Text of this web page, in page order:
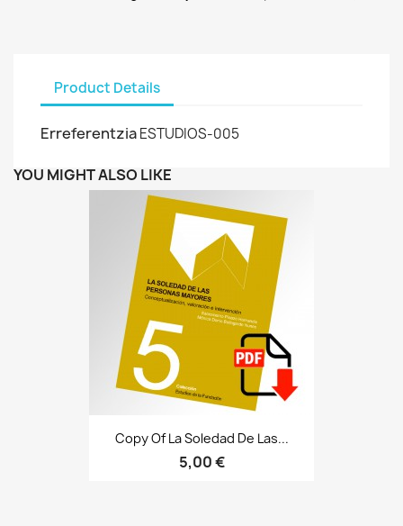
Product Details
ErreferentziaESTUDIOS-005
YOU MIGHT ALSO LIKE
Copy Of La Soledad De Las...
5,00 €